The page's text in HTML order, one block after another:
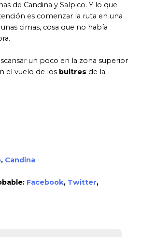
de Candina y Salpico. Y lo que
es comenzar la ruta en una
cimas, cosa que no había
un poco en la zona superior
el vuelo de los buitres de la
, Candina
Facebook, Twitter,